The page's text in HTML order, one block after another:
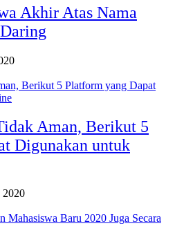
Akhir Atas Nama
Aman, Berikut 5
Digunakan untuk
2020